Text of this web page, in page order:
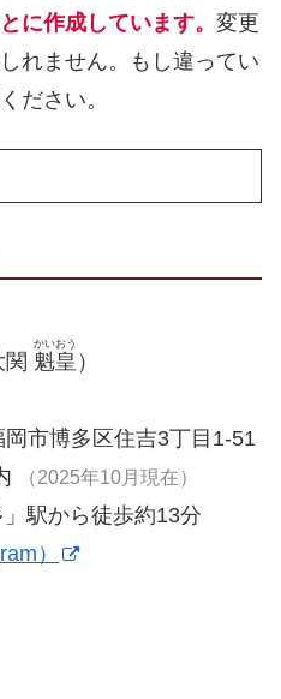
に作成しています。 変更
れません。もし違ってい
ださい。
魁皇
かいおう
）
市博多区住吉3丁目1-51
（2025年10月現在）
駅から徒歩約13分
）